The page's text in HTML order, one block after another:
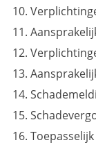
10.
11.
12.
13.
14.
15.
16.